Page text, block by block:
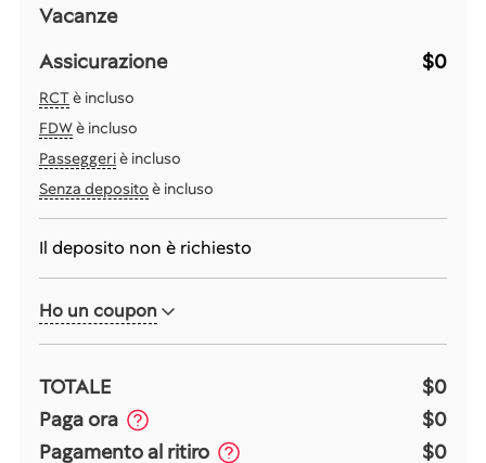
Vacanze
Assicurazione
$0
RCTè incluso
FDWè incluso
Passeggeriè incluso
Senza deposito è incluso
Il deposito non è richiesto
Ho un coupon
TOTALE
$0
Paga ora
$0
Pagamento al ritiro
$0